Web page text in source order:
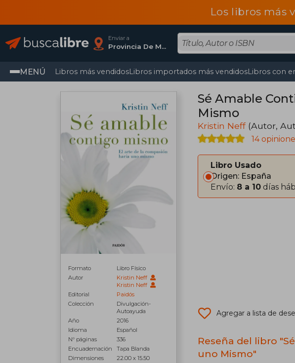
Los libros más
Enviar a
Provincia De Madrid
MENÚ Libros más vendidosLibros importados más vendidosLibros con
Formato
Libro Físico
Autor
Kristin Neff
Kristin Neff
Editorial
Paidós
Colección
Divulgación-
Autoayuda
Año
2016
Idioma
Español
N° páginas
336
Encuadernación
Tapa Blanda
Dimensiones
22.00 x 15.50
Sé Amable
Mismo
Kristin Neff(Autor,
14
Libro Usado
Origen: España
Envío: 8 a 10 días
Agregar a lista de
Reseña del libro
uno Mismo"